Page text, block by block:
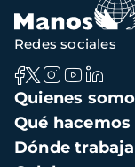
Navegación
principal
Quienes
Qué hacemos
Dónde
Redes sociales